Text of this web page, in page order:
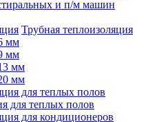
и п/м машин
Трубная теплоизоляция
мм
мм
мм
мм
для теплых полов